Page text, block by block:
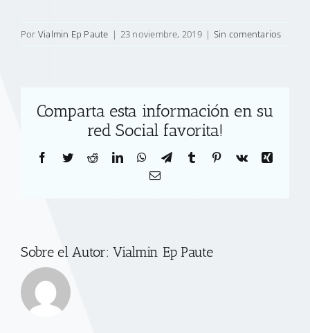
Por Vialmin Ep Paute | 23 noviembre, 2019 | Sin comentarios
Comparta esta información en su
red Social favorita!
Facebook
TwitterRedditLinkedInWhatsApp
TelegramTumblr Pinterest
Vk
Xing
Correo
Sobre el Autor:Vialmin Ep Paute